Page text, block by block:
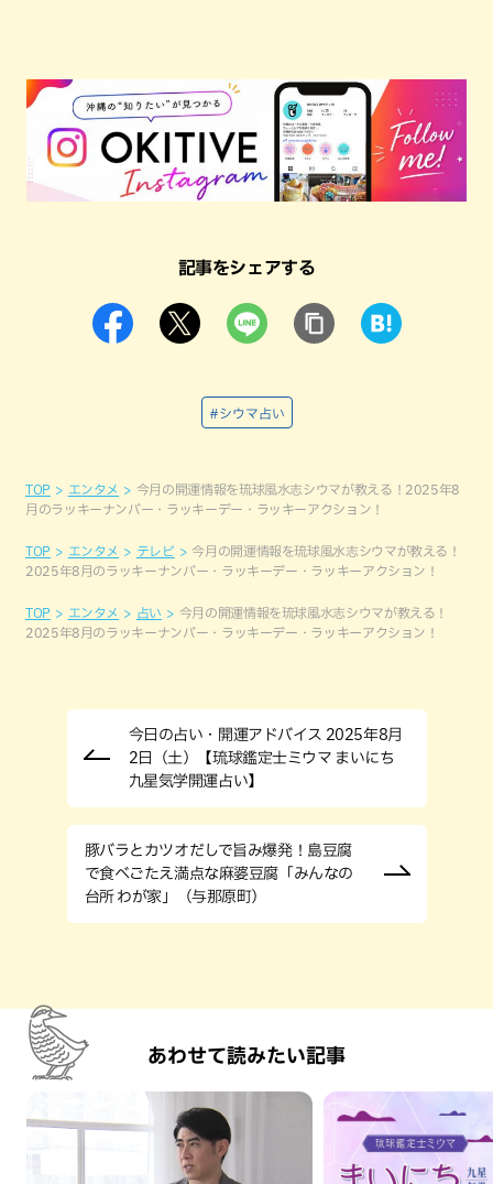
記事をシェアする
#シウマ占い
TOP エンタメ
今月の開運情報を琉球風水志シウマが教える！2025年8
月のラッキーナンバー・ラッキーデー・ラッキーアクション！
TOP エンタメ テレビ
今月の開運情報を琉球風水志シウマが教える！
2025年8月のラッキーナンバー・ラッキーデー・ラッキーアクション！
TOP エンタメ 占い
今月の開運情報を琉球風水志シウマが教える！
2025年8月のラッキーナンバー・ラッキーデー・ラッキーアクション！
今日の占い・開運アドバイス 2025年8月
2日（土）【琉球鑑定士ミウマ まいにち
九星気学開運占い】
豚バラとカツオだしで旨み爆発！島豆腐
で食べごたえ満点な麻婆豆腐「みんなの
台所 わが家」（与那原町）
あわせて読みたい記事